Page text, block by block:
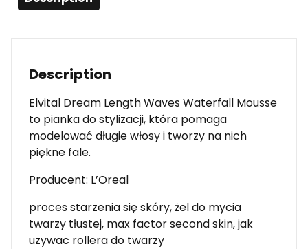
Description
Elvital Dream Length Waves Waterfall Mousse
to pianka do stylizacji, która pomaga
modelować długie włosy i tworzy na nich
piękne fale.
Producent: L’Oreal
proces starzenia się skóry, żel do mycia
twarzy tłustej, max factor second skin, jak
uzywac rollera do twarzy